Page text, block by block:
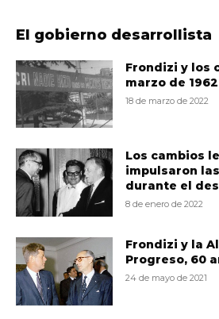
El gobierno desarrollista
Frondizi y los
marzo de 1962
18 de marzo de 2022
Los cambios
impulsaron
durante el
8 de enero de 2022
Frondizi y la
Progreso, 60
24 de mayo de 2021